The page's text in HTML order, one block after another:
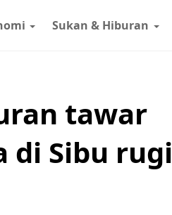
Sukan & Hiburan
tawar
di Sibu rugi